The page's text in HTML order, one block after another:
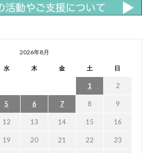
2026年8月
水 木 金 土 日
1 2
5 6 7 8 9
12 13 14 15 16
19 20 21 22 23